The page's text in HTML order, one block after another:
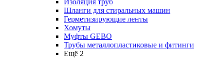
Изоляция труб
Шланги для стиральных машин
Герметизирующие ленты
Хомуты
Муфты GEBO
Трубы металлопластиковые и фитинги
Ещё 2